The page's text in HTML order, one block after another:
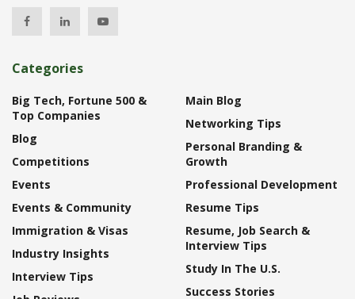
Categories
Big Tech, Fortune 500 &
Top Companies
Blog
Competitions
Events
Events & Community
Immigration & Visas
Industry Insights
Interview Tips
Main Blog
Networking Tips
Personal Branding &
Growth
Professional Development
Resume Tips
Resume, Job Search &
Interview Tips
Study In The U.S.
Success Stories